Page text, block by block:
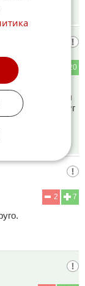
20
лице.Не и
и,тя
Дим Дуков,друг
7
2